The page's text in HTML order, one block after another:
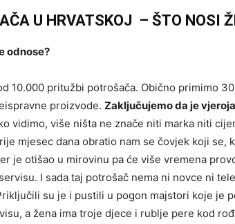
U HRVATSKOJ – ŠTO NOSI
odnose?
10.000 pritužbi potrošača. Obično primimo
proizvode. Zaključujemo da je
vidimo, više ništa ne znače niti marka niti
mjesec dana obratio nam se čovjek koji se,
je otišao u mirovinu pa će više vremena
I sada taj potrošač nema ni novce ni
su je i pustili u pogon majstori koje je
a žena ima troje djece i rublje pere kod